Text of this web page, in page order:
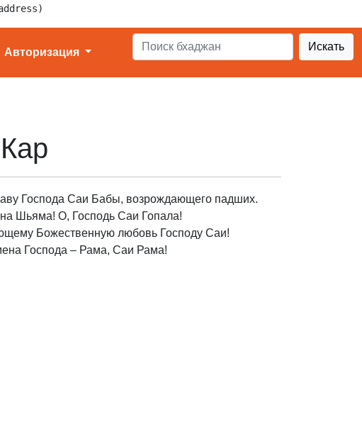
Авторизация Искать
Господа Саи Бабы, возрождающего падших.
Шьяма! О, Господь Саи Гопала!
Божественную любовь Господу Саи!
Господа – Рама, Саи Рама!